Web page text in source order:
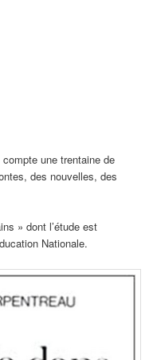
compte une trentaine de
des nouvelles, des
» dont l’étude est
Nationale.